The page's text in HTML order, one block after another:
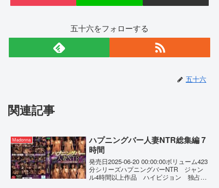
五十六をフォローする
五十六
関連記事
Madonna
ハプニングバー人妻NTR総集編 7
時間
発売日2025-06-20 00:00:00ボリューム423
分シリーズハプニングバーNTR ジャン
ル4時間以上作品 ハイビジョン 独占配